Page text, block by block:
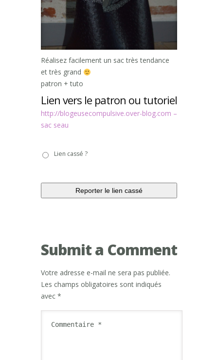
Réalisez facilement un sac très tendance
et très grand
patron + tuto
Lien vers le patron ou tutoriel
http://blogeusecompulsive.over-blog.com –
sac seau
casséLien cassé ?
Submit a Comment
Votre adresse e-mail ne sera pas publiée.
Les champs obligatoires sont indiqués
avec *